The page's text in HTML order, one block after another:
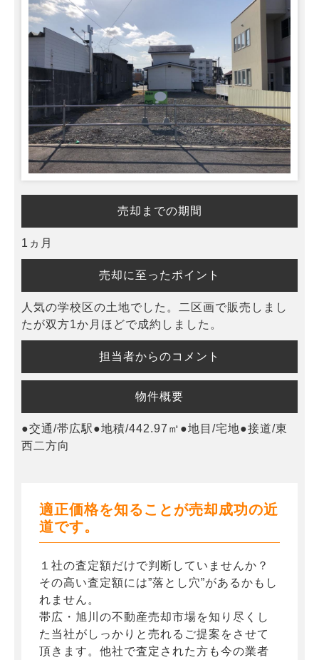
売却までの期間
1ヵ月
売却に至ったポイント
人気の学校区の土地でした。二区画で販売しまし
たが双方1か月ほどで成約しました。
担当者からのコメント
物件概要
●交通/帯広駅●地積/442.97㎡●地目/宅地●接道/東
西二方向
適正価格を知ることが売却成功の近
道です。
１社の査定額だけで判断していませんか？
その高い査定額には”落とし穴”があるかもし
れません。
帯広・旭川の不動産売却市場を知り尽くし
た当社がしっかりと売れるご提案をさせて
頂きます。他社で査定された方も今の業者